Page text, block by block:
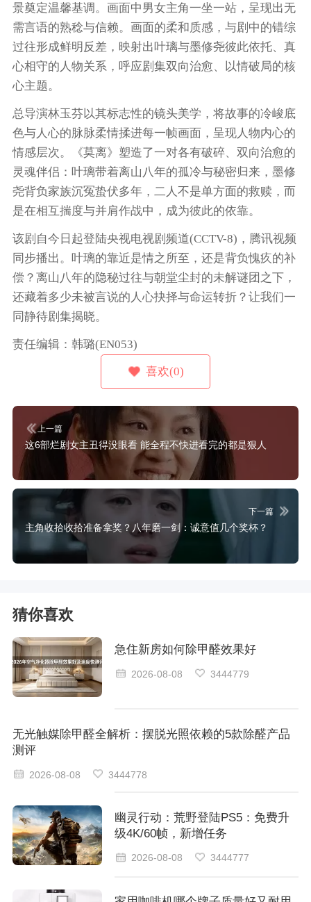
景奠定温馨基调。画面中男女主角一坐一站，呈现出无
需言语的熟稔与信赖。画面的柔和质感，与剧中的错综
过往形成鲜明反差，映射出叶璃与墨修尧彼此依托、真
心相守的人物关系，呼应剧集双向治愈、以情破局的核
心主题。
总导演林玉芬以其标志性的镜头美学，将故事的冷峻底
色与人心的脉脉柔情揉进每一帧画面，呈现人物内心的
情感层次。《莫离》塑造了一对各有破碎、双向治愈的
灵魂伴侣：叶璃带着离山八年的孤冷与秘密归来，墨修
尧背负家族沉冤蛰伏多年，二人不是单方面的救赎，而
是在相互揣度与并肩作战中，成为彼此的依靠。
该剧自今日起登陆央视电视剧频道(CCTV-8)，腾讯视频
同步播出。叶璃的靠近是情之所至，还是背负愧疚的补
偿？离山八年的隐秘过往与朝堂尘封的未解谜团之下，
还藏着多少未被言说的人心抉择与命运转折？让我们一
同静待剧集揭晓。
责任编辑：韩璐(EN053)
喜欢(0)
上一篇
这6部烂剧女主丑得没眼看 能全程不快进看完的都是狠人
下一篇
主角收拾收拾准备拿奖？八年磨一剑：诚意值几个奖杯？
猜你喜欢
急住新房如何除甲醛效果好
2026-08-08 3444779
无光触媒除甲醛全解析：摆脱光照依赖的5款除醛产品
测评
2026-08-08 3444778
幽灵行动：荒野登陆PS5：免费升
级4K/60帧，新增任务
2026-08-08 3444777